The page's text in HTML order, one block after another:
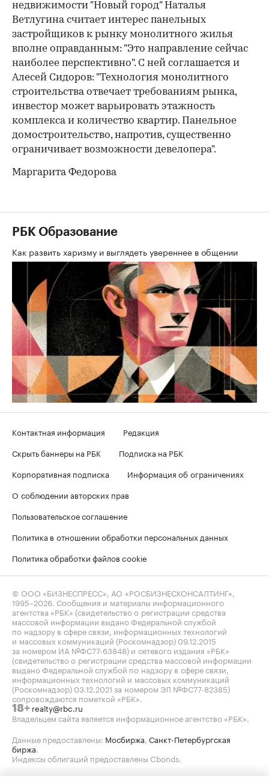
недвижимости "Новый город" Наталья
Ветлугина считает интерес панельных
застройщиков к рынку монолитного жилья
вполне оправданным: "Это направление сейчас
наиболее перспективно". С ней соглашается и
Алесей Сидоров: "Технология монолитного
строительства отвечает требованиям рынка,
инвестор может варьировать этажность
комплекса и количество квартир. Панельное
домостроительство, напротив, существенно
ограничивает возможности девелопера".
Маргарита Федорова
РБК Образование
Как развить харизму и выглядеть увереннее в общении
Контактная информация
Редакция
Скрыть баннеры на РБК
Подписка на РБК
Корпоративная подписка
Информация об ограничениях
О соблюдении авторских прав
Пользовательское соглашение
Политика в отношении обработки персональных данных
Политика обработки файлов cookie
© ООО «БИЗНЕСПРЕСС», АО «РОСБИЗНЕСКОНСАЛТИНГ»,
1995–2026. Сообщения и материалы информационного
агентства «РБК» (свидетельство о регистрации средства
массовой информации выдано Федеральной службой
по надзору в сфере связи, информационных технологий
и массовых коммуникаций (Роскомнадзор) 09.12.2015
за номером ИА №ФС77-63848) и сетевого издания «РБК»
(свидетельство о регистрации средства массовой информации
выдано Федеральной службой по надзору в сфере связи,
информационных технологий и массовых коммуникаций
(Роскомнадзор) 03.12.2021 за номером ЭЛ №ФС77-82385)
сопровождаются пометкой «РБК».
18+ realty@rbc.ru
Владельцем сайта является информационное агентство «РБК».
Данные предоставлены: Мосбиржа, Санкт-Петербургская
биржа.
Индексы облигаций предоставлены Cbonds.